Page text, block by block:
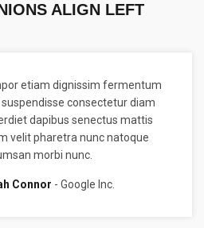
ALIGN LEFT
etiam dignissim fermentum
suspendisse consectetur diam
dapibus senectus mattis
velit pharetra nunc natoque
morbi nunc.
Connor Google Inc.